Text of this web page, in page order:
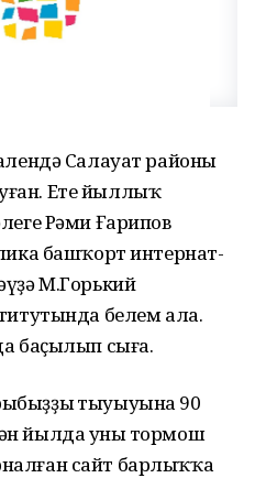
Салауат районы
Ете йыллыҡ
Рәми Ғарипов
башҡорт интернат-
М.Горький
белем ала.
баҫылып сыға.
тыуыуына 90
йылда уның тормош
сайт барлыҡҡа